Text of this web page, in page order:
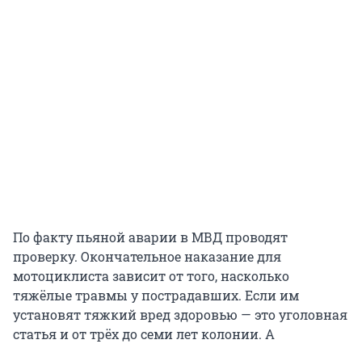
По факту пьяной аварии в МВД проводят
проверку. Окончательное наказание для
мотоциклиста зависит от того, насколько
тяжёлые травмы у пострадавших. Если им
установят тяжкий вред здоровью — это уголовная
статья и от трёх до семи лет колонии. А